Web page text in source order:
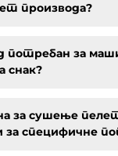
производа?
потребан за
снак?
за сушење
за специфичне